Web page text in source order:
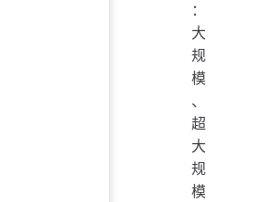
：
大
规
模
、
超
大
规
模